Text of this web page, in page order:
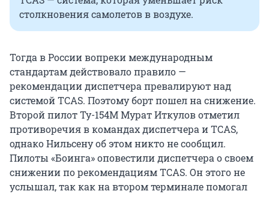
столкновения самолетов в воздухе.
Тогда в России вопреки международным
стандартам действовало правило —
рекомендации диспетчера превалируют над
системой TCAS. Поэтому борт пошел на снижение.
Второй пилот Ту-154М Мурат Иткулов отметил
противоречия в командах диспетчера и TCAS,
однако Нильсену об этом никто не сообщил.
Пилоты «Боинга» оповестили диспетчера о своем
снижении по рекомендациям TCAS. Он этого не
услышал, так как на втором терминале помогал